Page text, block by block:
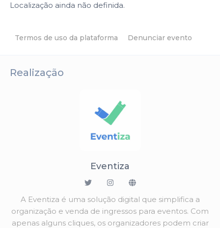
Localização ainda não definida.
Termos de uso da plataforma Denunciar evento
Realização
Eventiza
A Eventiza é uma solução digital que simplifica a
organização e venda de ingressos para eventos. Com
apenas alguns cliques, os organizadores podem criar